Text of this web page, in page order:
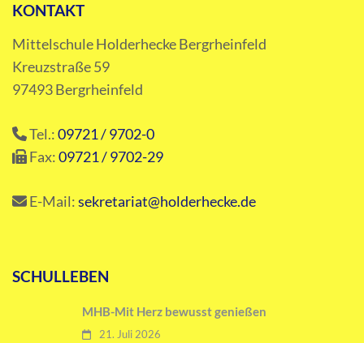
KONTAKT
Mittelschule Holderhecke Bergrheinfeld
Kreuzstraße 59
97493 Bergrheinfeld
Tel.:09721 / 9702-0
Fax:09721 / 9702-29
E-Mail:sekretariat@holderhecke.de
SCHULLEBEN
MHB-Mit Herz bewusst genießen
21. Juli 2026